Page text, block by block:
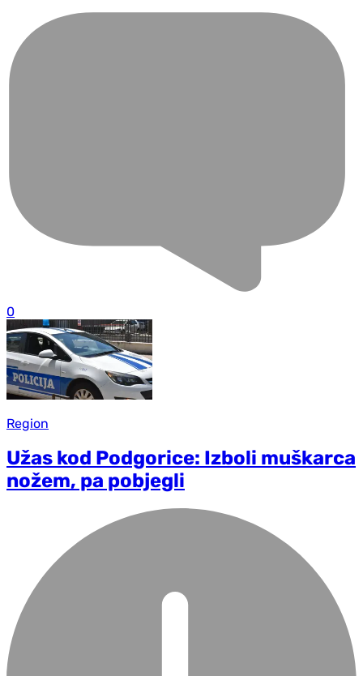
0
Region
Užas kod Podgorice: Izboli muškarca
nožem, pa pobjegli